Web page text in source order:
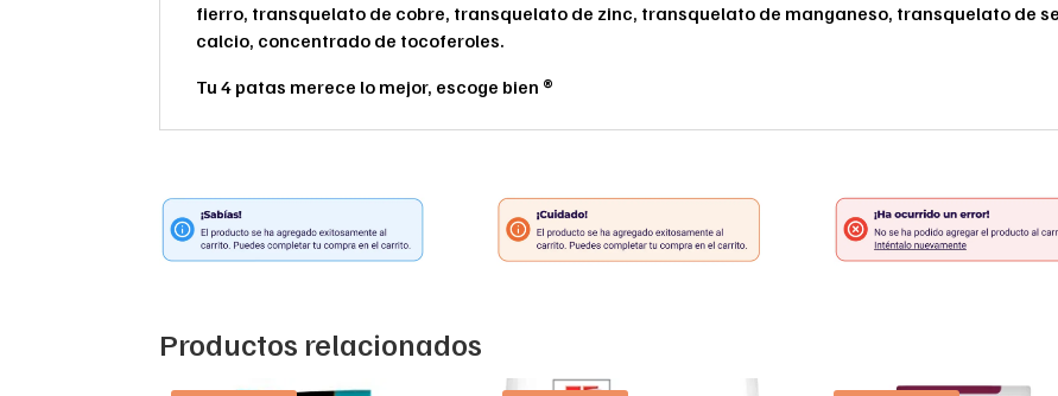
fierro, transquelato de cobre, transquelato de zinc, transquelato de manganeso, transquelato de
calcio, concentrado de tocoferoles.
Tu 4 patas merece lo mejor, escoge bien ®
Productos relacionados